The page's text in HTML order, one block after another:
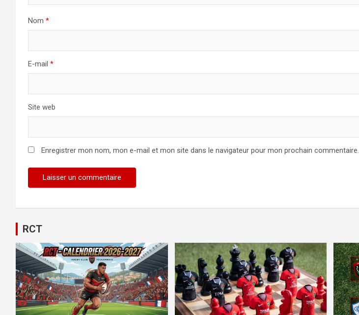
Nom *
E-mail *
Site web
Enregistrer mon nom, mon e-mail et mon site dans le navigateur pour mon prochain commentaire.
RCT